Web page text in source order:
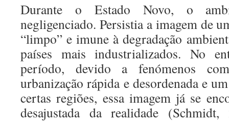
Durante o Estado Novo, o
negligenciado. Persistia a imagem de
“limpo” e imune à degradação
países mais industrializados. No
período, devido a fenómenos
urbanização rápida e desordenada e
certas regiões, essa imagem já se
desajustada da realidade